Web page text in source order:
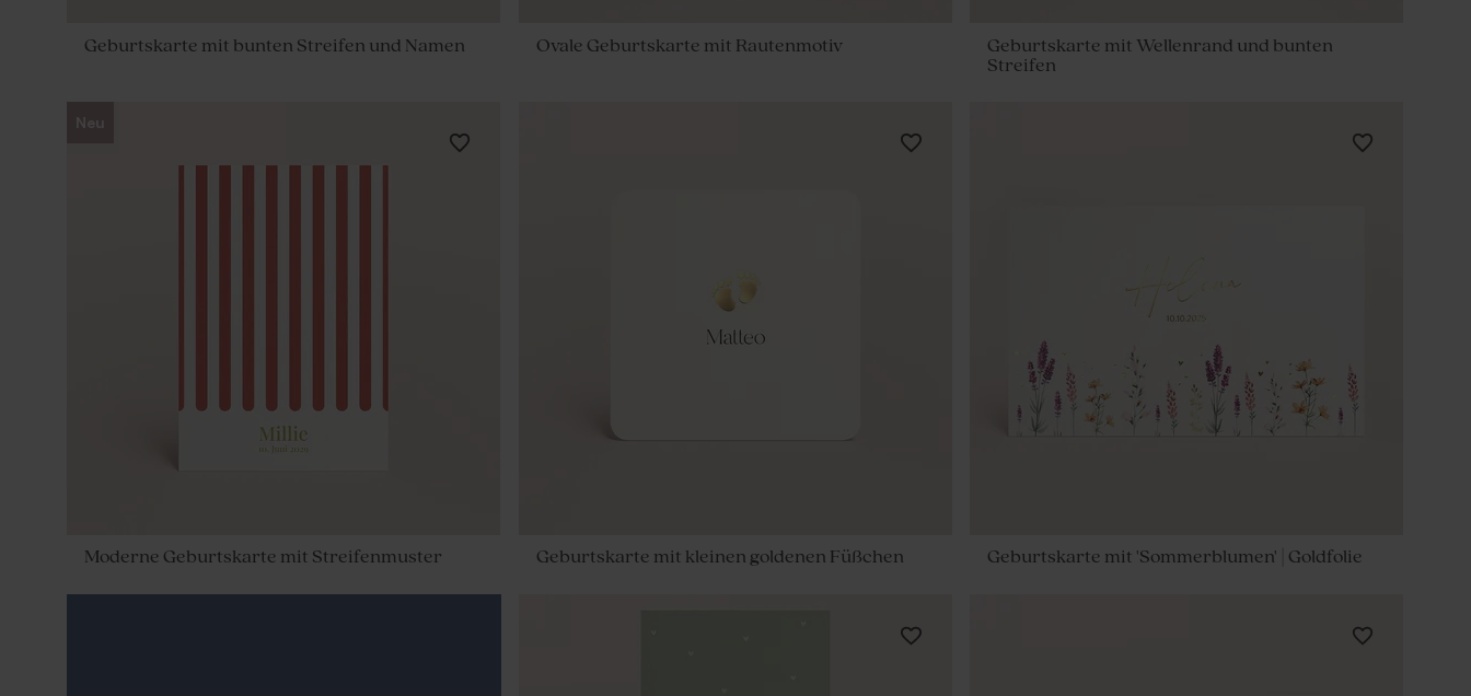
Geburtskarte mit bunten Streifen und Namen Ovale Geburtskarte mit Rautenmotiv
Geburtskarte mit Wellenrand und bunten
Streifen
Neu
Moderne Geburtskarte mit Streifenmuster Geburtskarte mit kleinen goldenen Füßchen Geburtskarte mit 'Sommerblumen' | Goldfolie